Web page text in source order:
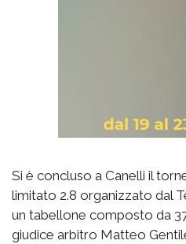
Si è concluso a Canelli il
limitato 2.8 organizzato dal
un tabellone composto da
giudice arbitro Matteo